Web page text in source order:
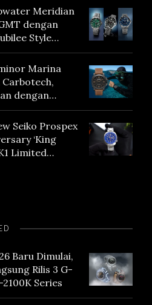
Meridian
dengan
Style
Marina
Carbotech,
dengan
Seiko Prospex
‘King
Limited
Baru Dimulai,
Rilis 3 G-
2100K Series